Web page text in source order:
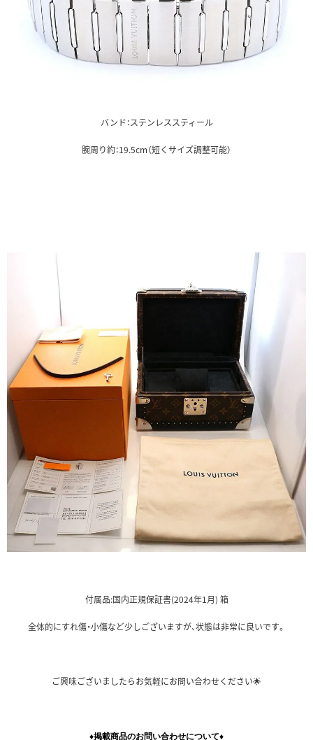
バンド：ステンレススティール
腕周り約：19.5cm（短くサイズ調整可能）
付属品:国内正規保証書(2024年1月) 箱
全体的にすれ傷・小傷など少しございますが、状態は非常に良いです。
ご興味ございましたらお気軽にお問い合わせください🌟
♦掲載商品のお問い合わせについて♦